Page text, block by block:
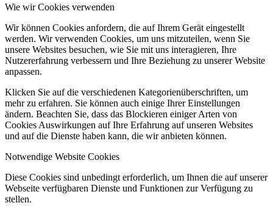
Wie wir Cookies verwenden
Wir können Cookies anfordern, die auf Ihrem Gerät eingestellt
werden. Wir verwenden Cookies, um uns mitzuteilen, wenn Sie
unsere Websites besuchen, wie Sie mit uns interagieren, Ihre
Nutzererfahrung verbessern und Ihre Beziehung zu unserer Website
anpassen.
Klicken Sie auf die verschiedenen Kategorienüberschriften, um
mehr zu erfahren. Sie können auch einige Ihrer Einstellungen
ändern. Beachten Sie, dass das Blockieren einiger Arten von
Cookies Auswirkungen auf Ihre Erfahrung auf unseren Websites
und auf die Dienste haben kann, die wir anbieten können.
Notwendige Website Cookies
Diese Cookies sind unbedingt erforderlich, um Ihnen die auf unserer
Webseite verfügbaren Dienste und Funktionen zur Verfügung zu
stellen.